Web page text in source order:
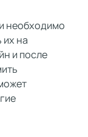
необходимо
их на
и после